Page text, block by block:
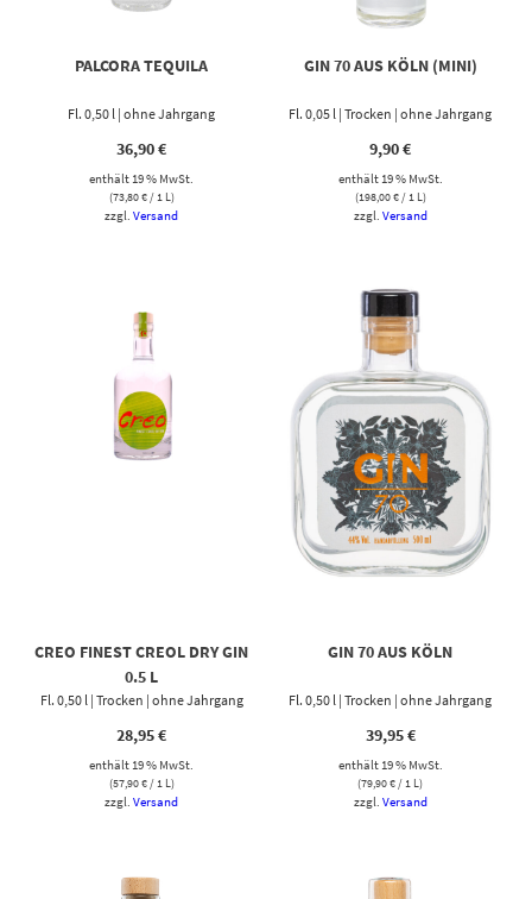
PALCORA TEQUILA
Fl. 0,50 l | ohne Jahrgang
36,90€
enthält 19 % MwSt.
(73,80€/ 1 L)
zzgl.Versand
GIN 70 AUS KÖLN (MINI)
Fl. 0,05 l | Trocken | ohne Jahrgang
9,90€
enthält 19 % MwSt.
(198,00€/ 1 L)
zzgl. Versand
CREO FINEST CREOL DRY GIN
0.5 L
Fl. 0,50 l | Trocken | ohne Jahrgang
28,95€
enthält 19 % MwSt.
(57,90€/ 1 L)
zzgl.Versand
GIN 70 AUS KÖLN
Fl. 0,50 l | Trocken | ohne Jahrgang
39,95€
enthält 19 % MwSt.
(79,90€/ 1 L)
zzgl. Versand